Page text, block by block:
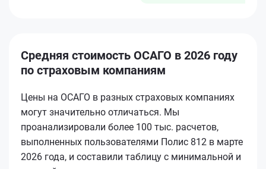
Средняя стоимость ОСАГО в 2026 году
по страховым компаниям
Цены на ОСАГО в разных страховых компаниях
могут значительно отличаться. Мы
проанализировали более 100 тыс. расчетов,
выполненных пользователями Полис 812 в марте
2026 года, и составили таблицу с минимальной и